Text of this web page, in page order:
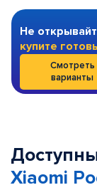
Не
купите
Смотреть
варианты
Xiaomi